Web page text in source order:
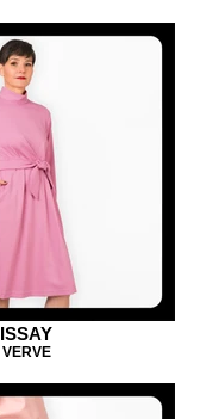
ISSAY
VERVE